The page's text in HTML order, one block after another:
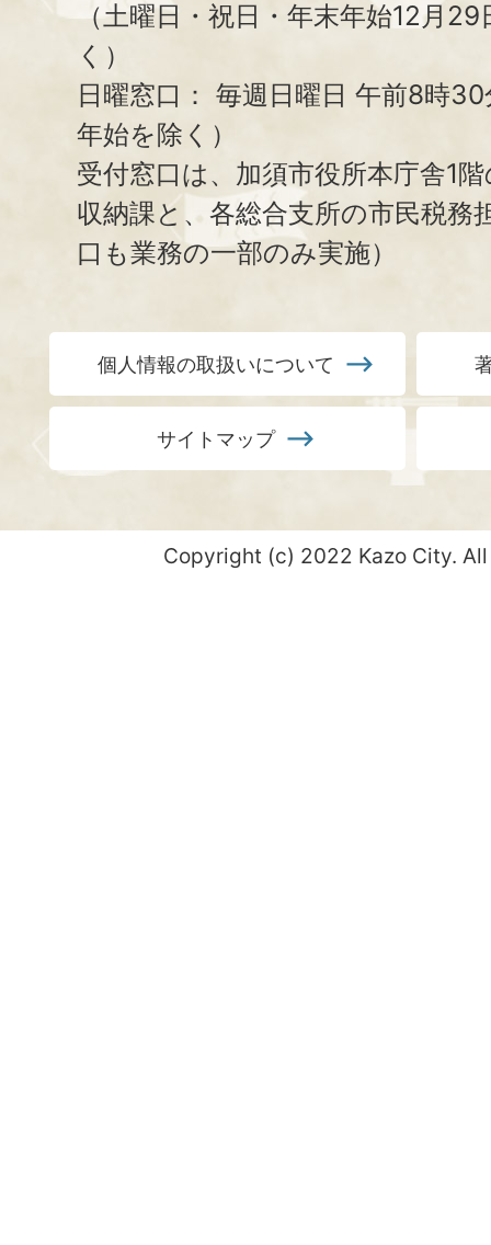
（土曜日・祝日・年末年始12月
く）
日曜窓口： 毎週日曜日 午前8時
年始を除く）
受付窓口は、加須市役所本庁舎1
収納課と、 各総合支所の市民税務
口も業務の一部のみ実施）
個人情報の取扱いについて
サイトマップ
Copyright (c) 2022 Kazo City.